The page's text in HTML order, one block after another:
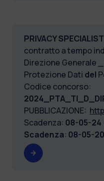
PRIVACY SPECIALIST
contratto a tempo
Direzione Generale
Protezione Dati del
Codice concorso:
PUBBLICAZIONE:
Scadenza: 08-05-24
Scadenza: 08-05-